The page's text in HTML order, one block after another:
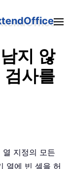
지 않
사를
지정의 모든
열에 빈 셀을 허